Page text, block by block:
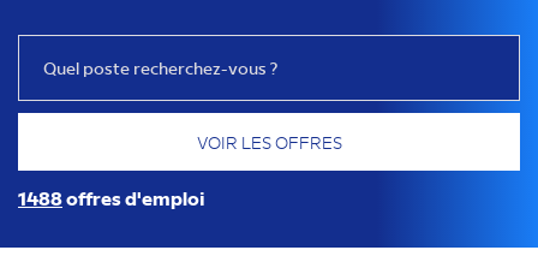
1488offres d'emploi